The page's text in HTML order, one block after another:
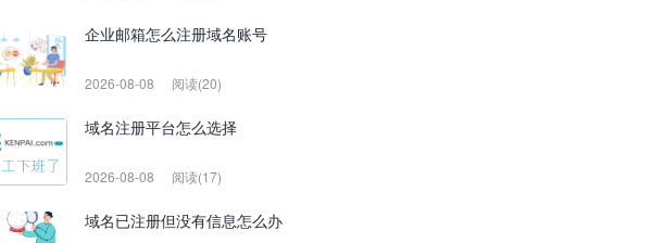
企业邮箱怎么注册域名账号
2026-08-08 阅读(20)
域名注册平台怎么选择
2026-08-08 阅读(17)
域名已注册但没有信息怎么办